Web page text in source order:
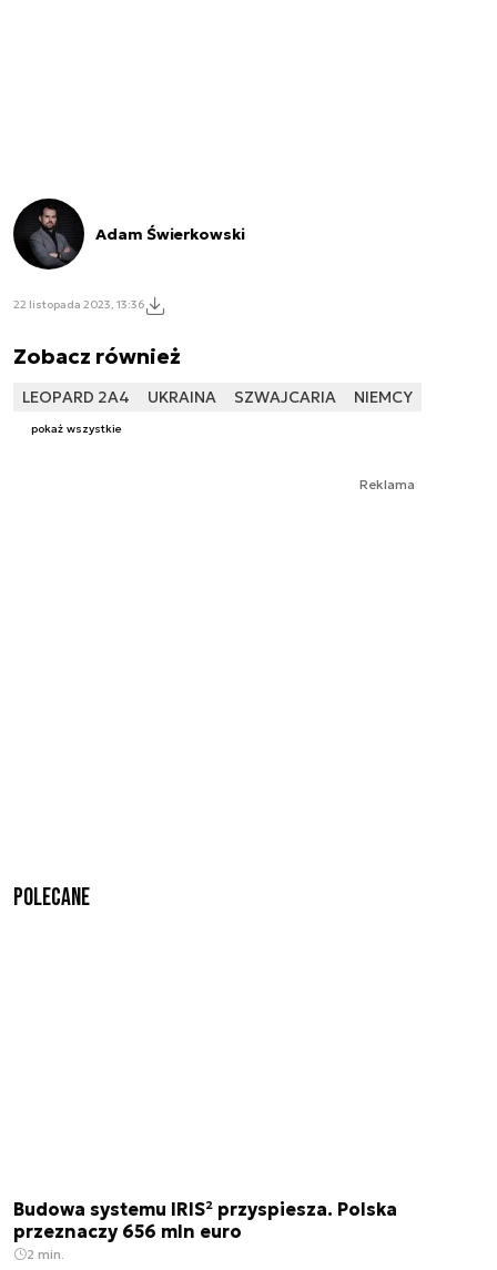
Adam Świerkowski
22 listopada 2023, 13:36
Zobacz również
LEOPARD 2A4 UKRAINA SZWAJCARIA NIEMCY
pokaż wszystkie
Reklama
Polecane
Budowa systemu IRIS² przyspiesza. Polska
przeznaczy 656 mln euro
2 min.